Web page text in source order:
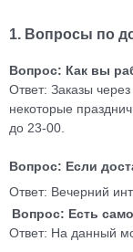
1. Вопросы по
Вопрос: Как вы
Ответ: Заказы
некоторые
до 23-00.
Вопрос: Если
Ответ: Вечерний
Вопрос: Есть
Ответ: На данный